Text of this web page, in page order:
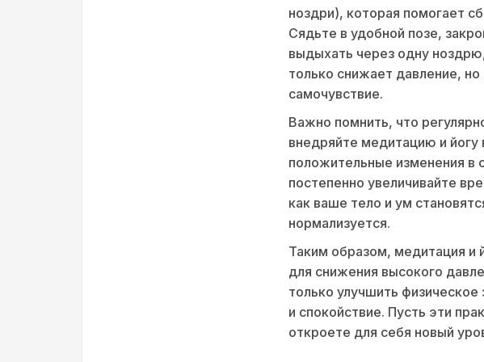
ноздри), которая помогает
Сядьте в удобной позе,
выдыхать через одну
только снижает давление,
самочувствие.
Важно помнить, что
внедряйте медитацию и
положительные изменения в
постепенно увеличивайте
как ваше тело и ум
нормализуется.
Таким образом, медитация
для снижения высокого
только улучшить
и спокойствие. Пусть эти
откроете для себя новый